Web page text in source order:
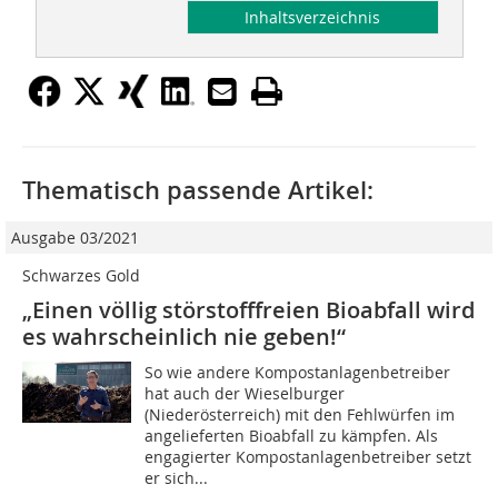
Inhaltsverzeichnis
Thematisch passende Artikel:
Ausgabe 03/2021
Schwarzes Gold
„Einen völlig störstofffreien Bioabfall wird
es wahrscheinlich nie geben!“
So wie andere Kompostanlagenbetreiber
hat auch der Wieselburger
(Niederösterreich) mit den Fehlwürfen im
angelieferten Bioabfall zu kämpfen. Als
engagierter Kompostanlagenbetreiber setzt
er sich...